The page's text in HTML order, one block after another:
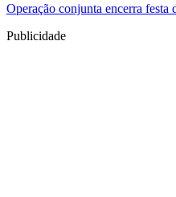
Operação conjunta encerra festa
Publicidade